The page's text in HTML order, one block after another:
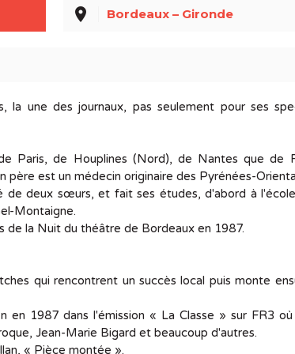
place Bordeaux – Gironde
la une des journaux, pas seulement pour ses
Paris, de Houplines (Nord), de Nantes que de
père est un médecin originaire des Pyrénées-
de deux sœurs, et fait ses études, d'abord à
Montaigne.
de la Nuit du théâtre de Bordeaux en 1987.
qui rencontrent un succès local puis monte
en 1987 dans l'émission « La Classe » sur FR3
Jean-Marie Bigard et beaucoup d'autres.
« Pièce montée ».